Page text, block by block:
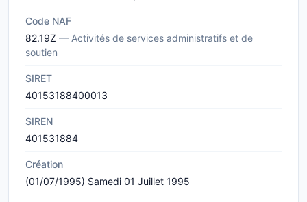
Code NAF
82.19Z — Activités de services administratifs et de
soutien
SIRET
40153188400013
SIREN
401531884
Création
(01/07/1995) Samedi 01 Juillet 1995